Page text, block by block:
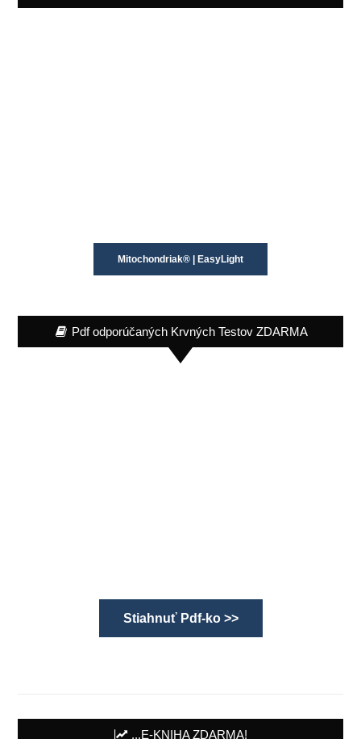
Mitochondriak® | EasyLight
Pdf odporúčaných Krvných Testov ZDARMA
Stiahnuť Pdf-ko >>
...E-KNIHA ZDARMA!